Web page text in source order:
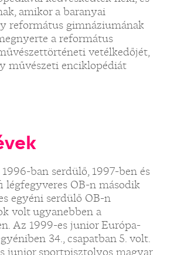
amikor a baranyai
református gimnáziumának
a református
vetélkedőjét,
művészeti enciklopédiát
ban serdülő, 1997-ben és
légfegyveres OB-n második
egyéni serdülő OB-n
volt ugyanebben a
Az 1999-es junior Európa-
34., csapatban 5. volt.
junior sportpisztolyos magyar